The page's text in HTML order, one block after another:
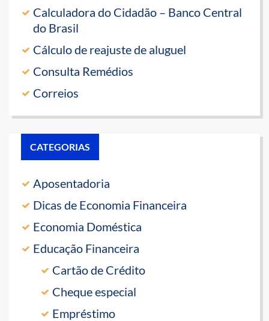
Calculadora do Cidadão – Banco Central
do Brasil
Cálculo de reajuste de aluguel
Consulta Remédios
Correios
CATEGORIAS
Aposentadoria
Dicas de Economia Financeira
Economia Doméstica
Educação Financeira
Cartão de Crédito
Cheque especial
Empréstimo